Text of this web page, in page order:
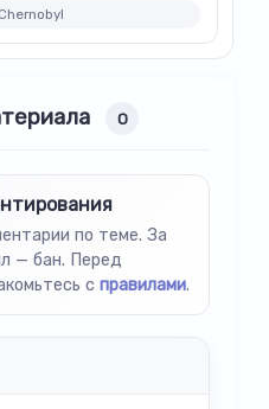
0
по теме. За
— бан. Перед
с правилами.